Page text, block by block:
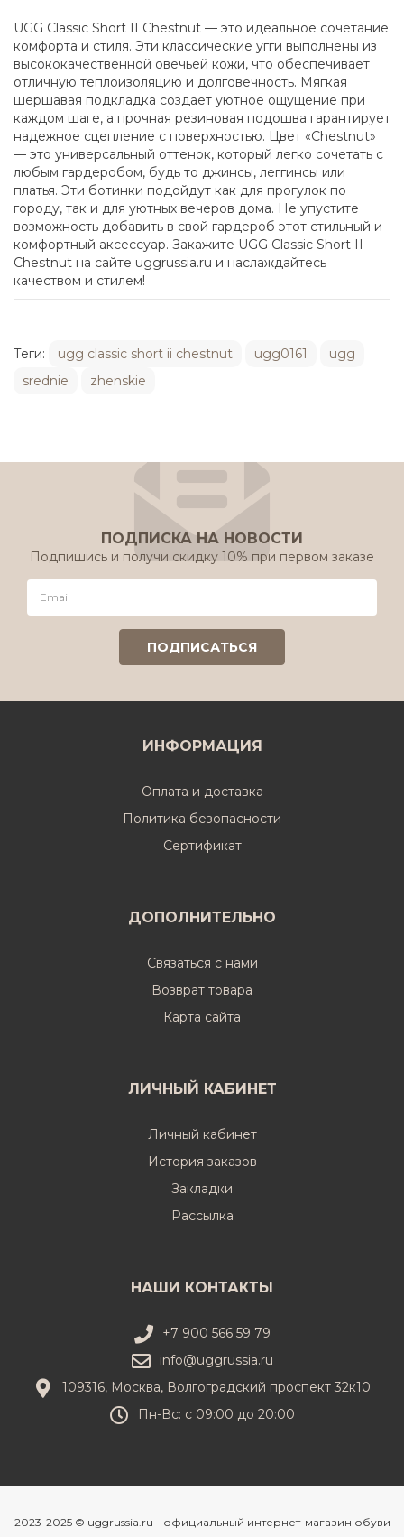
UGG Classic Short II Chestnut — это идеальное сочетание
комфорта и стиля. Эти классические угги выполнены из
высококачественной овечьей кожи, что обеспечивает
отличную теплоизоляцию и долговечность. Мягкая
шершавая подкладка создает уютное ощущение при
каждом шаге, а прочная резиновая подошва гарантирует
надежное сцепление с поверхностью. Цвет «Chestnut»
— это универсальный оттенок, который легко сочетать с
любым гардеробом, будь то джинсы, леггинсы или
платья. Эти ботинки подойдут как для прогулок по
городу, так и для уютных вечеров дома. Не упустите
возможность добавить в свой гардероб этот стильный и
комфортный аксессуар. Закажите UGG Classic Short II
Chestnut на сайте uggrussia.ru и наслаждайтесь
качеством и стилем!
Теги: ugg classic short ii chestnut ugg0161
ugg
srednie
zhenskie
ПОДПИСКА НА НОВОСТИ
Подпишись и получи скидку 10% при первом заказе
ИНФОРМАЦИЯ
Оплата и доставка
Политика безопасности
Cертификат
ДОПОЛНИТЕЛЬНО
Связаться с нами
Возврат товара
Карта сайта
ЛИЧНЫЙ КАБИНЕТ
Личный кабинет
История заказов
Закладки
Рассылка
НАШИ КОНТАКТЫ
+7 900 566 59 79
info@uggrussia.ru
109316, Москва, Волгоградский проспект 32к10
Пн-Вс: с 09:00 до 20:00
2023-2025 © uggrussia.ru - официальный интернет-магазин обуви